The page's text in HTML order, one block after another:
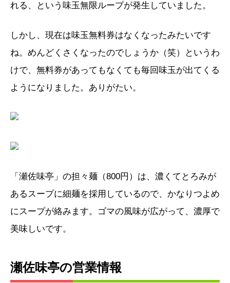
れる、という味玉無限ループが発生していました。
しかし、現在は味玉無料券はなくなったみたいです
ね。めんどくさくなったのでしょうか（笑）というわ
けで、無料券があってもなくても毎回味玉が出てくる
ようになりました。ありがたい。
「瀬佐味亭」の担々麺（800円）は、濃くてとろみが
あるスープに細麺を採用しているので、かなりつよめ
にスープが絡みます。ゴマの風味が広がって、濃厚で
美味しいです。
瀬佐味亭の営業情報